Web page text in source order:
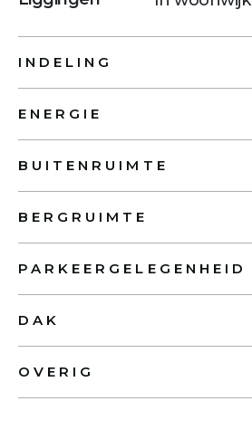
INDELING
ENERGIE
BUITENRUIMTE
BERGRUIMTE
PARKEERGELEGENHEID
DAK
OVERIG